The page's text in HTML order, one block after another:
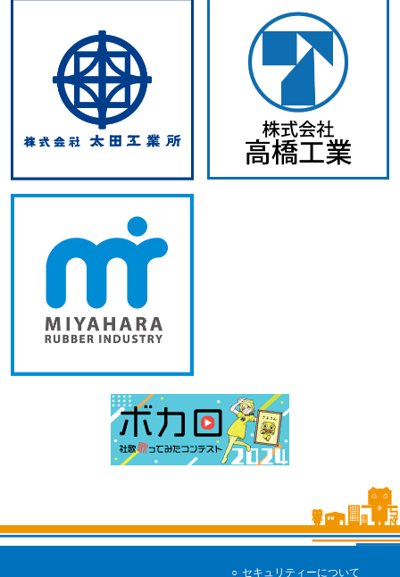
セキュリティーについて